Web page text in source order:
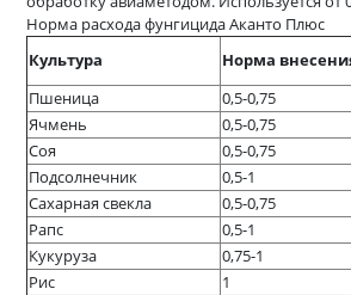
Норма расхода фунгицида Аканто Плюс
Культура
Норма
Пшеница
0,5-0,75
Ячмень
0,5-0,75
Соя
0,5-0,75
Подсолнечник
0,5-1
Сахарная свекла
0,5-0,75
Рапс
0,5-1
Кукуруза
0,75-1
Рис
1